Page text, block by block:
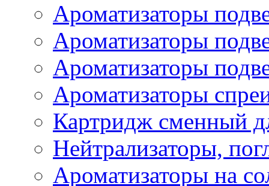
Ароматизаторы
Ароматизаторы
Ароматизаторы
Ароматизаторы
Картридж сменный
Нейтрализаторы,
Ароматизаторы на